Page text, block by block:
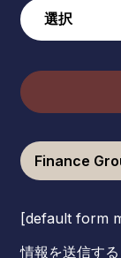
Finance
[default form
情報を送信す